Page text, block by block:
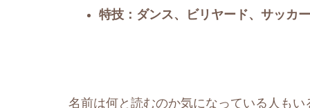
特技：ダンス、ビリヤード、サッカー
名前は何と読むのか気になっている人も